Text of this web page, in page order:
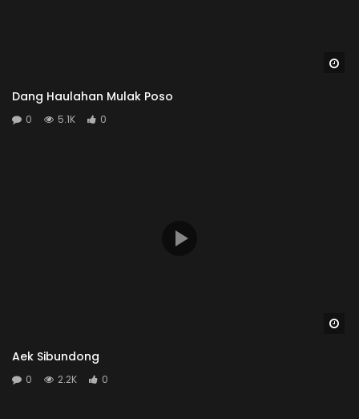
Dang Haulahan Mulak Poso
0 5.1K 0
Aek Sibundong
0 2.2K 0